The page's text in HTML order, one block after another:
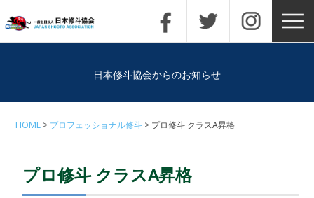
日本修斗協会からのお知らせ
HOME プロフェッショナル修斗 プロ修斗 クラスA昇格
プロ修斗 クラスA昇格